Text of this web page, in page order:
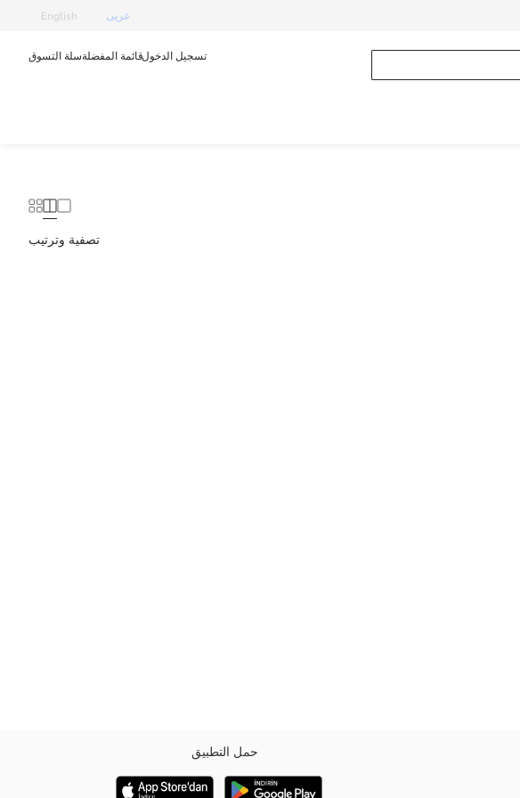
عربى English
تسجيل الدخولقائمة المفضلةسلة التسوق
تصفية وترتيب
حمل التطبيق